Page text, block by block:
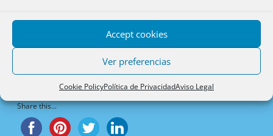
Accept cookies
Ver preferencias
Cookie PolicyPolítica de PrivacidadAviso Legal
Artículos de la Categoría
Expediente de Dominio1/04
Share this...